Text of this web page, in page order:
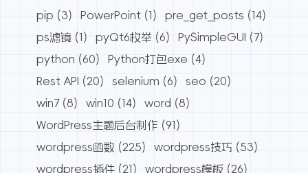
pip (3) PowerPoint (1) pre_get_posts (14)
ps滤镜 (1) pyQt6枚举 (6) PySimpleGUI
(7)
python (60) Python打包exe (4)
Rest API
(20) selenium (6) seo (20)
win7 (8) win10 (14) word (8)
WordPress主题后台制作 (91)
wordpress函数 (225) wordpress技巧 (53)
wordpress插件 (21) wordpress模板 (26)